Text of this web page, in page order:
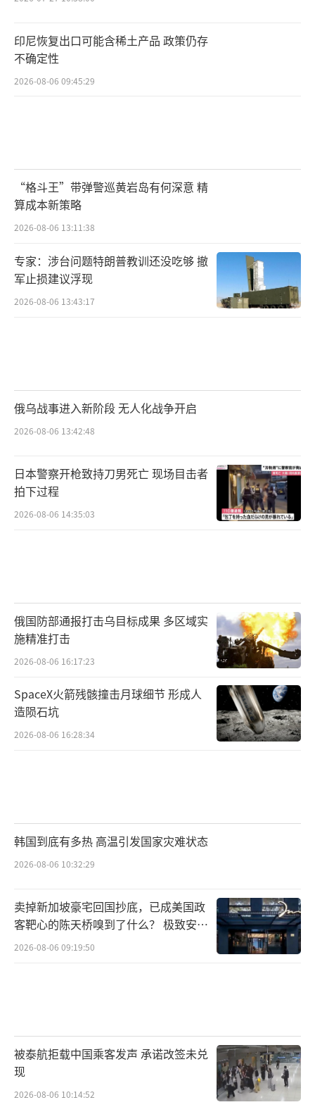
印尼恢复出口可能含稀土产品 政策仍存
不确定性
2026-08-06 09:45:29
“格斗王”带弹警巡黄岩岛有何深意 精
算成本新策略
2026-08-06 13:11:38
专家：涉台问题特朗普教训还没吃够 撤
军止损建议浮现
2026-08-06 13:43:17
俄乌战事进入新阶段 无人化战争开启
2026-08-06 13:42:48
日本警察开枪致持刀男死亡 现场目击者
拍下过程
2026-08-06 14:35:03
俄国防部通报打击乌目标成果 多区域实
施精准打击
2026-08-06 16:17:23
SpaceX火箭残骸撞击月球细节 形成人
造陨石坑
2026-08-06 16:28:34
韩国到底有多热 高温引发国家灾难状态
2026-08-06 10:32:29
卖掉新加坡豪宅回国抄底，已成美国政
客靶心的陈天桥嗅到了什么？ 极致安全
的追寻
2026-08-06 09:19:50
被泰航拒载中国乘客发声 承诺改签未兑
现
2026-08-06 10:14:52